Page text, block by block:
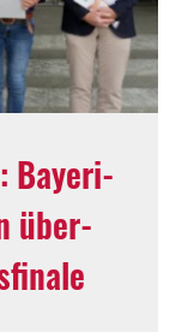
Baye­ri­
über­